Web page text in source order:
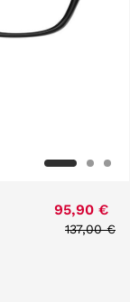
95,90 €
Price
137,00 €